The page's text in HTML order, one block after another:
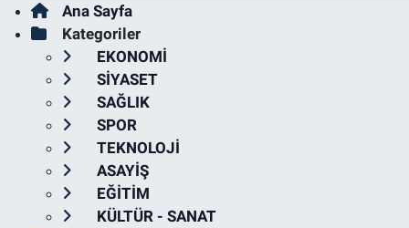
Ana Sayfa
Kategoriler
EKONOMİ
SİYASET
SAĞLIK
SPOR
TEKNOLOJİ
ASAYİŞ
EĞİTİM
KÜLTÜR - SANAT